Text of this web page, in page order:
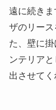
遠に続き
ザのリー
た、壁に
ンテリア
出させてく